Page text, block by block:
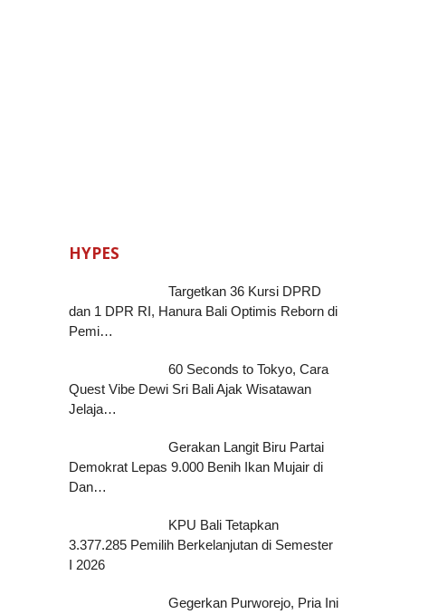
HYPES
Targetkan 36 Kursi DPRD
dan 1 DPR RI, Hanura Bali Optimis Reborn di
Pemi…
60 Seconds to Tokyo, Cara
Quest Vibe Dewi Sri Bali Ajak Wisatawan
Jelaja…
Gerakan Langit Biru Partai
Demokrat Lepas 9.000 Benih Ikan Mujair di
Dan…
KPU Bali Tetapkan
3.377.285 Pemilih Berkelanjutan di Semester
I 2026
Gegerkan Purworejo, Pria Ini